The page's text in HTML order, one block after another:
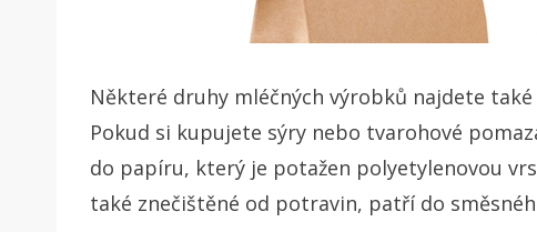
Některé druhy mléčných výrobků najdete
Pokud si kupujete sýry nebo tvarohové
do papíru, který je potažen polyetylenovou
také znečištěné od potravin, patří do